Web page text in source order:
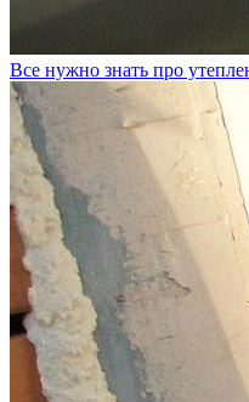
Все нужно знать про